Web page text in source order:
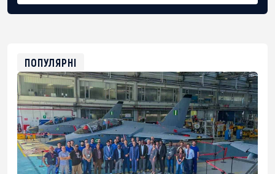
0xfD02863D3289416fcF50975c9DFda13623f97758
ПОПУЛЯРНІ